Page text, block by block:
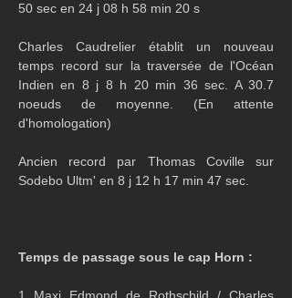
50 sec en 24 j 08 h 58 min 20 s
Charles Caudrelier établit un nouveau
temps record sur la traversée de l'Océan
Indien en 8 j 8 h 20 min 36 sec. A 30.7
noeuds de moyenne. (En attente
d'homologation)
Ancien record par Thomas Coville sur
Sodebo Ultm' en 8 j 12 h 17 min 47 sec.
Temps de passage sous le cap Horn :